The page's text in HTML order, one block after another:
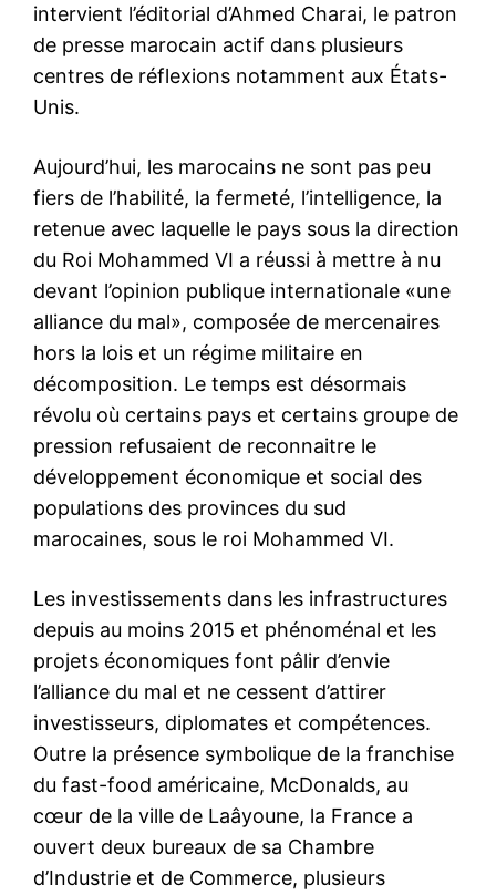
intervient l’éditorial d’Ahmed Charai, le patron
de presse marocain actif dans plusieurs
centres de réflexions notamment aux États-
Unis.
Aujourd’hui, les marocains ne sont pas peu
fiers de l’habilité, la fermeté, l’intelligence, la
retenue avec laquelle le pays sous la direction
du Roi Mohammed VI a réussi à mettre à nu
devant l’opinion publique internationale «une
alliance du mal», composée de mercenaires
hors la lois et un régime militaire en
décomposition. Le temps est désormais
révolu où certains pays et certains groupe de
pression refusaient de reconnaitre le
développement économique et social des
populations des provinces du sud
marocaines, sous le roi Mohammed VI.
Les investissements dans les infrastructures
depuis au moins 2015 et phénoménal et les
projets économiques font pâlir d’envie
l’alliance du mal et ne cessent d’attirer
investisseurs, diplomates et compétences.
Outre la présence symbolique de la franchise
du fast-food américaine, McDonalds, au
cœur de la ville de Laâyoune, la France a
ouvert deux bureaux de sa Chambre
d’Industrie et de Commerce, plusieurs